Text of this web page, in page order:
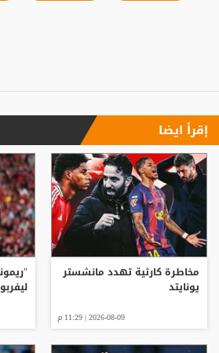
إقرأ ايضا
مخاطرة كارثية تهدد مانشستر
يونايتد
2026-08-09 | 11:29 م